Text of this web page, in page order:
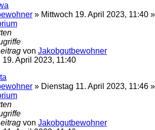
» Mittwoch 19. April 2023, 11:40 »
von Jakobgutbewohner
19. April 2023, 11:40
» Dienstag 11. April 2023, 11:46 »
von Jakobgutbewohner